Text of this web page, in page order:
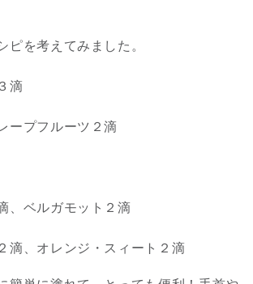
を考えてみました。
滴
ープフルーツ２滴
、ベルガモット２滴
滴、オレンジ・スィート２滴